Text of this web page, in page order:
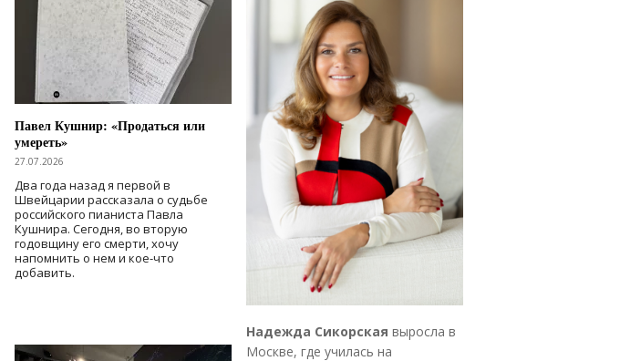
Павел Кушнир: «Продаться или
умереть»
27.07.2026
Два года назад я первой в
Швейцарии рассказала о судьбе
российского пианиста Павла
Кушнира. Сегодня, во вторую
годовщину его смерти, хочу
напомнить о нем и кое-что
добавить.
Надежда Сикорская выросла в
Москве, где училась на